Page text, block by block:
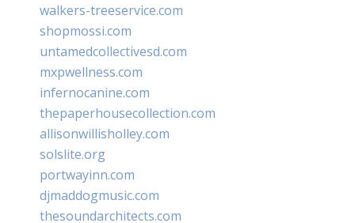
walkers-treeservice.com
shopmossi.com
untamedcollectivesd.com
mxpwellness.com
infernocanine.com
thepaperhousecollection.com
allisonwillisholley.com
solslite.org
portwayinn.com
djmaddogmusic.com
thesoundarchitects.com